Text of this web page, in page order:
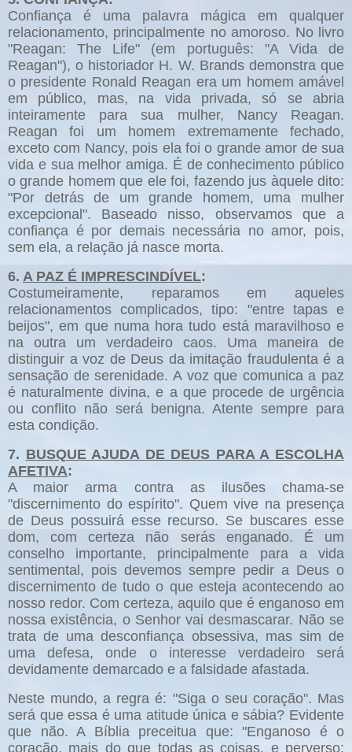
Confiança é uma palavra mágica em qualquer
relacionamento, principalmente no amoroso. No livro
"Reagan: The Life" (em português: "A Vida de
Reagan"), o historiador H. W. Brands demonstra que
o presidente Ronald Reagan era um homem amável
em público, mas, na vida privada, só se abria
inteiramente para sua mulher, Nancy Reagan.
Reagan foi um homem extremamente fechado,
exceto com Nancy, pois ela foi o grande amor de sua
vida e sua melhor amiga. É de conhecimento público
o grande homem que ele foi, fazendo jus àquele dito:
"Por detrás de um grande homem, uma mulher
excepcional". Baseado nisso, observamos que a
confiança é por demais necessária no amor, pois,
sem ela, a relação já nasce morta.
6. A PAZ É IMPRESCINDÍVEL:
Costumeiramente, reparamos em aqueles
relacionamentos complicados, tipo: "entre tapas e
beijos", em que numa hora tudo está maravilhoso e
na outra um verdadeiro caos. Uma maneira de
distinguir a voz de Deus da imitação fraudulenta é a
sensação de serenidade. A voz que comunica a paz
é naturalmente divina, e a que procede de urgência
ou conflito não será benigna. Atente sempre para
esta condição.
7. BUSQUE AJUDA DE DEUS PARA A ESCOLHA
AFETIVA:
A maior arma contra as ilusões chama-se
"discernimento do espírito". Quem vive na presença
de Deus possuirá esse recurso. Se buscares esse
dom, com certeza não serás enganado. É um
conselho importante, principalmente para a vida
sentimental, pois devemos sempre pedir a Deus o
discernimento de tudo o que esteja acontecendo ao
nosso redor. Com certeza, aquilo que é enganoso em
nossa existência, o Senhor vai desmascarar. Não se
trata de uma desconfiança obsessiva, mas sim de
uma defesa, onde o interesse verdadeiro será
devidamente demarcado e a falsidade afastada.
Neste mundo, a regra é: "Siga o seu coração". Mas
será que essa é uma atitude única e sábia? Evidente
que não. A Bíblia preceitua que: "Enganoso é o
coração, mais do que todas as coisas, e perverso;